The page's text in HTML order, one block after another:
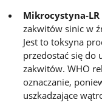
Mikrocystyna-LR
zakwitów sinic w
Jest to toksyna
przedostać się do
zakwitów. WHO
oznaczanie,
uszkadzające